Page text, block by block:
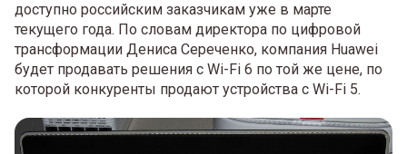
доступно российским заказчикам уже в марте
текущего года. По словам директора по цифровой
трансформации Дениса Сереченко, компания Huawei
будет продавать решения с Wi-Fi 6 по той же цене, по
которой конкуренты продают устройства с Wi-Fi 5.